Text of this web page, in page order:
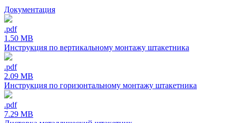
Документация
.pdf
1.50 MB
Инструкция по вертикальному монтажу штакетника
.pdf
2.09 MB
Инструкция по горизонтальному монтажу штакетника
.pdf
7.29 MB